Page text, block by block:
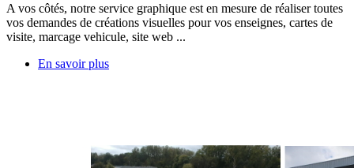
A vos côtés, notre service graphique est en mesure de réaliser toutes
vos demandes de créations visuelles pour vos enseignes, cartes de
visite, marcage vehicule, site web ...
En savoir plus